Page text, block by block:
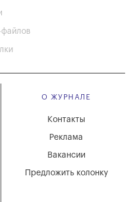
файлов
О ЖУРНАЛЕ
Вакансии
Реклама
Контакты
Предложить колонку